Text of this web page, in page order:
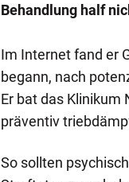
Behandlung half
Im Internet fand er
begann, nach
Er bat das Klinikum
präventiv
So sollten